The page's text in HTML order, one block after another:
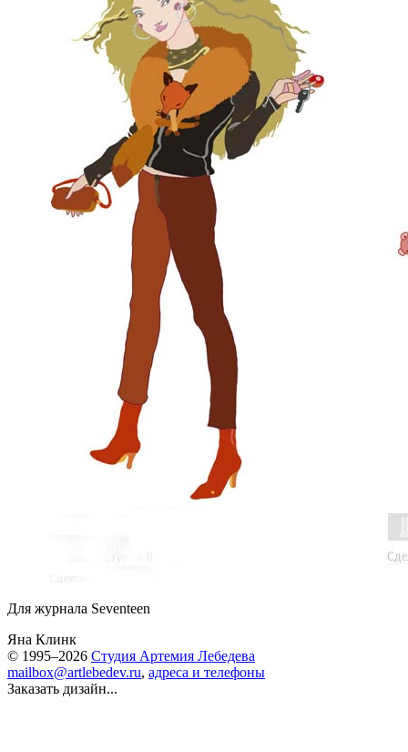
Для журнала Seventeen
Яна Клинк
© 1995–2026 Студия Артемия Лебедева
mailbox@artlebedev.ru, адреса и телефоны
Заказать дизайн...